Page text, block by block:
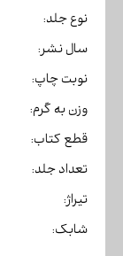
نوع جلد:
سال نشر:
نوبت چاپ:
وزن به گرم:
قطع کتاب:
تعداد جلد:
تیراژ:
شابک: